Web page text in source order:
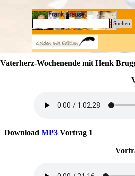
Direkt zum Seiteninhalt
Suchen
Vaterherz-Wochenende mit Henk
Download MP3 Vortrag 1